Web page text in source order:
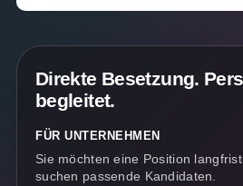
Direkte Besetzung.
begleitet.
FÜR UNTERNEHMEN
Sie möchten eine Position
suchen passende Kandidaten.